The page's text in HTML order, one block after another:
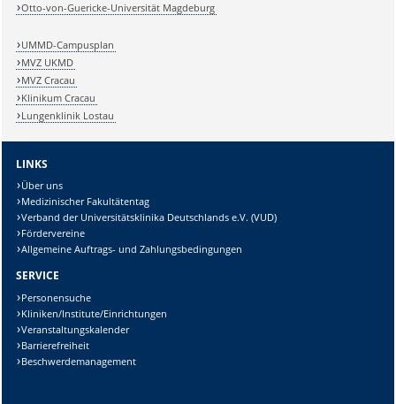
Otto-von-Guericke-Universität Magdeburg
UMMD-Campusplan
MVZ UKMD
MVZ Cracau
Klinikum Cracau
Lungenklinik Lostau
LINKS
Über uns
Medizinischer Fakultätentag
Verband der Universitätsklinika Deutschlands e.V. (VUD)
Fördervereine
Allgemeine Auftrags- und Zahlungsbedingungen
SERVICE
Personensuche
Kliniken/Institute/Einrichtungen
Veranstaltungskalender
Barrierefreiheit
Beschwerdemanagement